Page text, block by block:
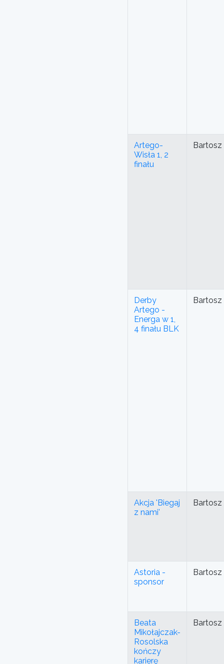
Artego-
Wisła 1, 2
finału
Derby
Artego -
Energa w 1,
4 finału BLK
Akcja 'Biegaj
z nami'
Astoria -
sponsor
Beata
Mikołajczak-
Rosolska
kończy
karierę